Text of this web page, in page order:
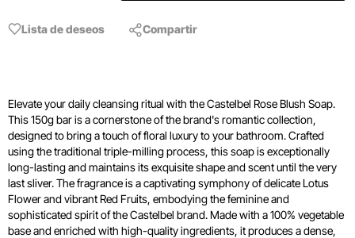
Lista de deseos Compartir
Elevate your daily cleansing ritual with the Castelbel Rose Blush Soap.
This 150g bar is a cornerstone of the brand's romantic collection,
designed to bring a touch of floral luxury to your bathroom. Crafted
using the traditional triple-milling process, this soap is exceptionally
long-lasting and maintains its exquisite shape and scent until the very
last sliver. The fragrance is a captivating symphony of delicate Lotus
Flower and vibrant Red Fruits, embodying the feminine and
sophisticated spirit of the Castelbel brand. Made with a 100% vegetable
base and enriched with high-quality ingredients, it produces a dense,